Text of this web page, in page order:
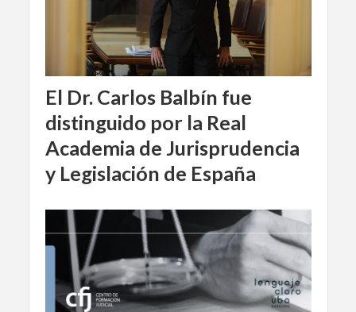
El Dr. Carlos Balbín fue
distinguido por la Real
Academia de Jurisprudencia
y Legislación de España